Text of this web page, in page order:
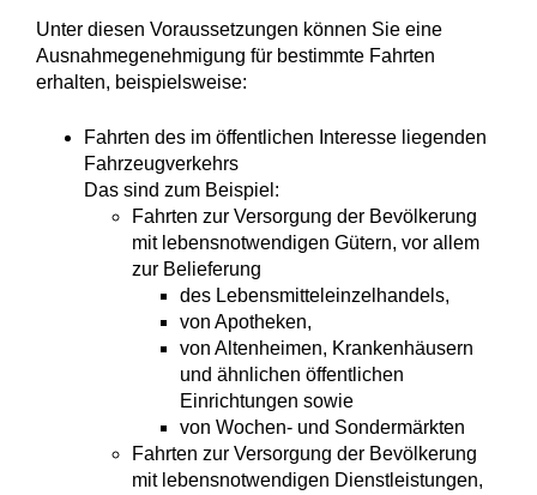
Unter diesen Voraussetzungen können Sie eine
Ausnahmegenehmigung für bestimmte Fahrten
erhalten, beispielsweise:
Fahrten des im öffentlichen Interesse liegenden
Fahrzeugverkehrs
Das sind zum Beispiel:
Fahrten zur Versorgung der Bevölkerung
mit lebensnotwendigen Gütern, vor allem
zur Belieferung
des Lebensmitteleinzelhandels,
von Apotheken,
von Altenheimen, Krankenhäusern
und ähnlichen öffentl ichen
Einrichtungen sowie
von Wochen- und Sondermärkten
Fahrten zur Versorgung der Bevölkerung
mit lebensnotwendigen Dienstleistungen,